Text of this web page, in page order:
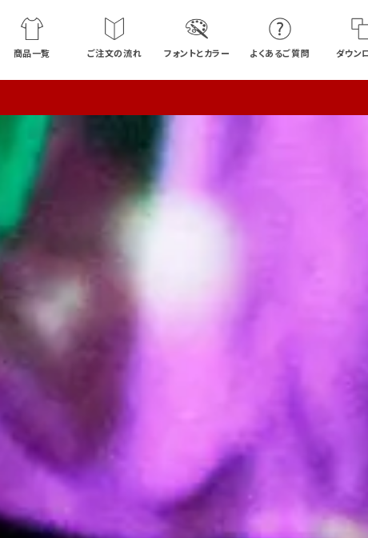
商品一覧 ご注文の流れ フォントとカラー よくあるご質問 ダウン